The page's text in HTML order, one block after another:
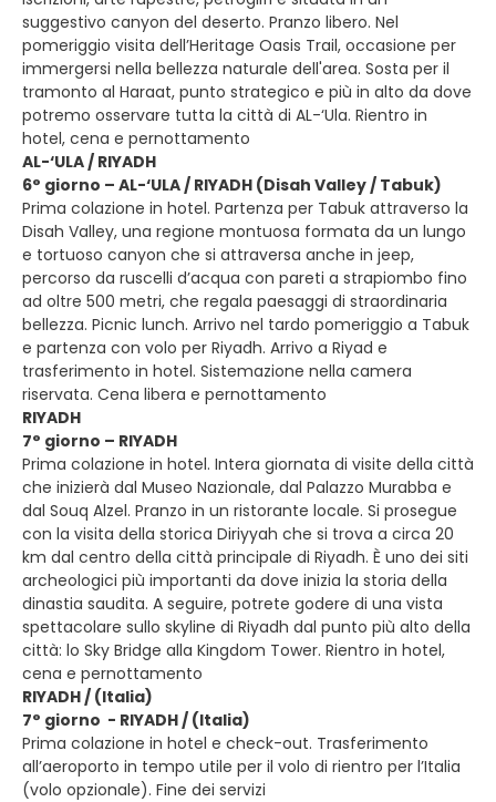
suggestivo canyon del deserto. Pranzo libero. Nel
pomeriggio visita dell’Heritage Oasis Trail, occasione per
immergersi nella bellezza naturale dell'area. Sosta per il
tramonto al Haraat, punto strategico e più in alto da dove
potremo osservare tutta la città di AL-‘Ula. Rientro in
hotel, cena e pernottamento
AL-‘ULA / RIYADH
6° giorno – AL-‘ULA / RIYADH (Disah Valley / Tabuk)
Prima colazione in hotel. Partenza per Tabuk attraverso la
Disah Valley, una regione montuosa formata da un lungo
e tortuoso canyon che si attraversa anche in jeep,
percorso da ruscelli d’acqua con pareti a strapiombo fino
ad oltre 500 metri, che regala paesaggi di straordinaria
bellezza. Picnic lunch. Arrivo nel tardo pomeriggio a Tabuk
e partenza con volo per Riyadh. Arrivo a Riyad e
trasferimento in hotel. Sistemazione nella camera
riservata. Cena libera e pernottamento
RIYADH
7° giorno – RIYADH
Prima colazione in hotel. Intera giornata di visite della città
che inizierà dal Museo Nazionale, dal Palazzo Murabba e
dal Souq Alzel. Pranzo in un ristorante locale. Si prosegue
con la visita della storica Diriyyah che si trova a circa 20
km dal centro della città principale di Riyadh. È uno dei siti
archeologici più importanti da dove inizia la storia della
dinastia saudita. A seguire, potrete godere di una vista
spettacolare sullo skyline di Riyadh dal punto più alto della
città: lo Sky Bridge alla Kingdom Tower. Rientro in hotel,
cena e pernottamento
RIYADH / (Italia)
7° giorno - RIYADH / (Italia)
Prima colazione in hotel e check-out. Trasferimento
all’aeroporto in tempo utile per il volo di rientro per l’Italia
(volo opzionale). Fine dei servizi